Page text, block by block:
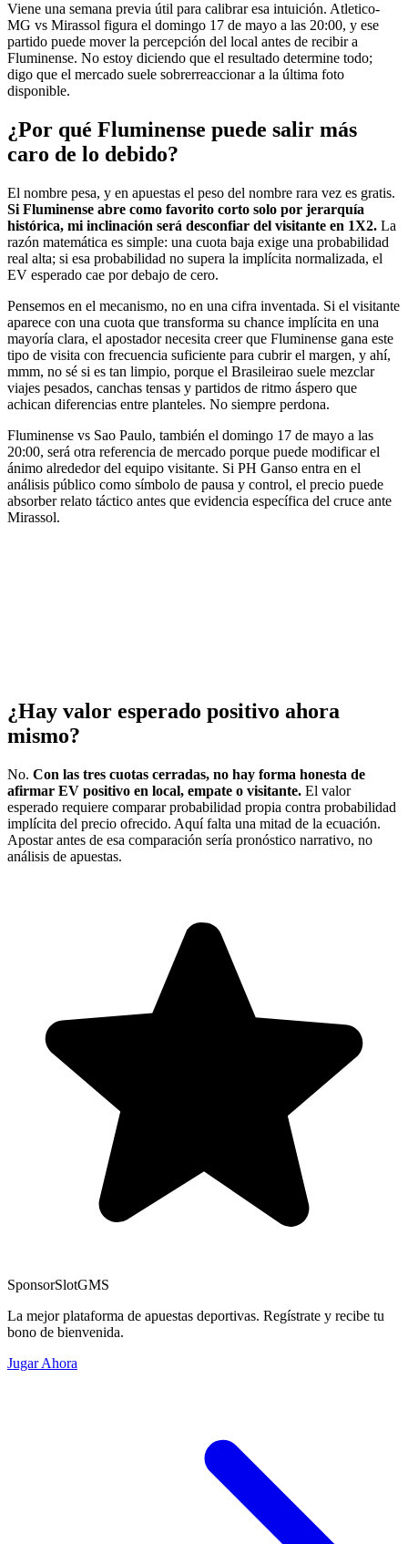
Viene una semana previa útil para calibrar esa intuición. Atletico-
MG vs Mirassol figura el domingo 17 de mayo a las 20:00, y ese
partido puede mover la percepción del local antes de recibir a
Fluminense. No estoy diciendo que el resultado determine todo;
digo que el mercado suele sobrerreaccionar a la última foto
disponible.
¿Por qué Fluminense puede salir más
caro de lo debido?
El nombre pesa, y en apuestas el peso del nombre rara vez es gratis.
Si Fluminense abre como favorito corto solo por jerarquía
histórica, mi inclinación será desconfiar del visitante en 1X2. La
razón matemática es simple: una cuota baja exige una probabilidad
real alta; si esa probabilidad no supera la implícita normalizada, el
EV esperado cae por debajo de cero.
Pensemos en el mecanismo, no en una cifra inventada. Si el visitante
aparece con una cuota que transforma su chance implícita en una
mayoría clara, el apostador necesita creer que Fluminense gana este
tipo de visita con frecuencia suficiente para cubrir el margen, y ahí,
mmm, no sé si es tan limpio, porque el Brasileirao suele mezclar
viajes pesados, canchas tensas y partidos de ritmo áspero que
achican diferencias entre planteles. No siempre perdona.
Fluminense vs Sao Paulo, también el domingo 17 de mayo a las
20:00, será otra referencia de mercado porque puede modificar el
ánimo alrededor del equipo visitante. Si PH Ganso entra en el
análisis público como símbolo de pausa y control, el precio puede
absorber relato táctico antes que evidencia específica del cruce ante
Mirassol.
¿Hay valor esperado positivo ahora
mismo?
No. Con las tres cuotas cerradas, no hay forma honesta de
afirmar EV positivo en local, empate o visitante. El valor
esperado requiere comparar probabilidad propia contra probabilidad
implícita del precio ofrecido. Aquí falta una mitad de la ecuación.
Apostar antes de esa comparación sería pronóstico narrativo, no
análisis de apuestas.
SponsorSlotGMS
La mejor plataforma de apuestas deportivas. Regístrate y recibe tu
bono de bienvenida.
Jugar Ahora